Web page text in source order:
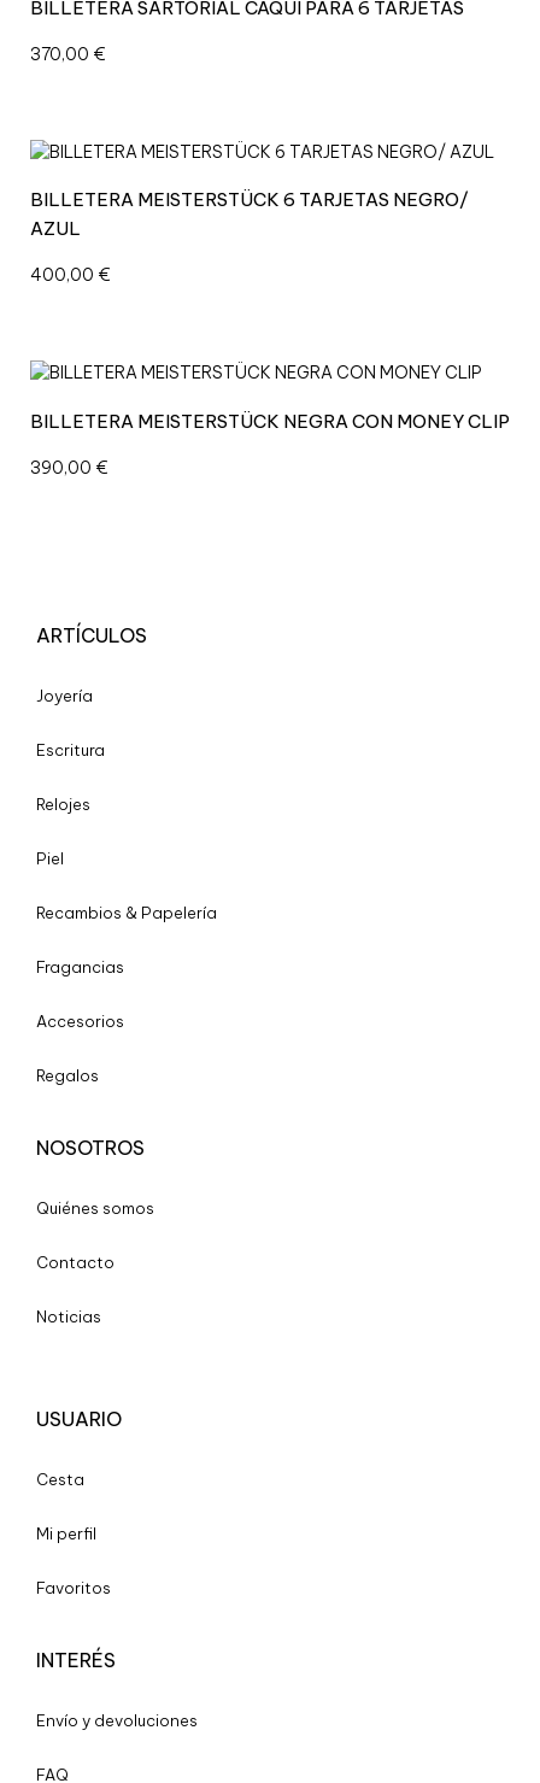
BILLETERA SARTORIAL CAQUI PARA 6 TARJETAS
370,00 €
BILLETERA MEISTERSTÜCK 6 TARJETAS NEGRO/
AZUL
400,00 €
BILLETERA MEISTERSTÜCK NEGRA CON MONEY CLIP
390,00 €
ARTÍCULOS
Joyería
Escritura
Relojes
Piel
Recambios & Papelería
Fragancias
Accesorios
Regalos
NOSOTROS
Quiénes somos
Contacto
Noticias
USUARIO
Cesta
Mi perfil
Favoritos
INTERÉS
Envío y devoluciones
FAQ